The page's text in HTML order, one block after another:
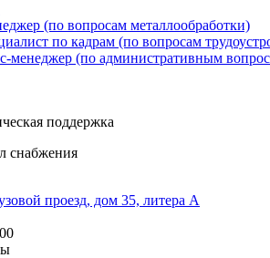
(по вопросам металлообработки)
по кадрам (по вопросам
менеджер (по административным
поддержка
снабжения
проезд, дом 35, литера А